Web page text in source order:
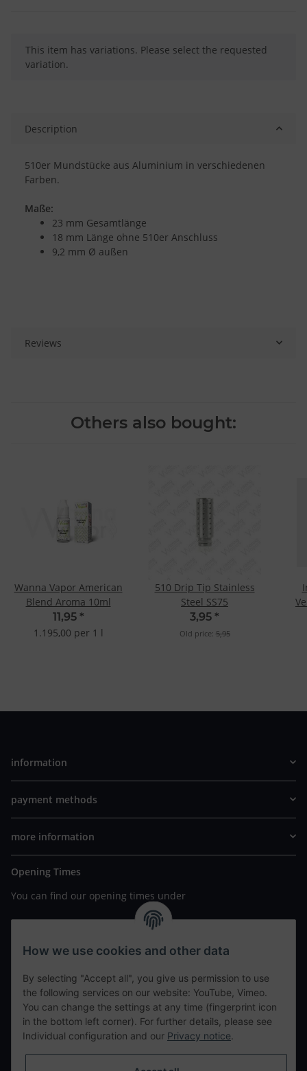
x
This item has variations. Please select the requested
variation.
Description
510er Mundstücke aus Aluminium in verschiedenen
Farben.
Maße:
23 mm Gesamtlänge
18 mm Länge ohne 510er Anschluss
9,2 mm Ø außen
Reviews
Others also bought:
Wanna Vapor American
Blend Aroma 10ml
11,95 *
1.195,00 per 1 l
510 Drip Tip Stainless
Steel SS75
3,95 *
Old price: 5,95
information
payment methods
more information
Opening Times
You can find our opening times under
https://www.wannavapor.de/Filialen
your personal site
contact details
tweet
teilen
How we use cookies and other data
By selecting "Accept all", you give us permission to use
the following services on our website: YouTube, Vimeo.
You can change the settings at any time (fingerprint icon
in the bottom left corner). For further details, please see
Individual configuration and our Privacy notice.